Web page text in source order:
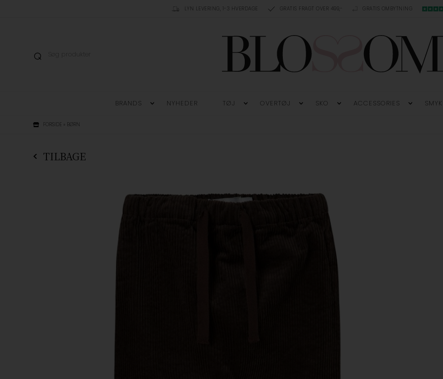
LYN LEVERING, 1-3 HVERDAGE GRATIS FRAGT OVER 499,- GRATIS OMBYTNING
BRANDS NYHEDER TØJ OVERTØJ SKO ACCESSORIES
FORSIDE » BØRN
TILBAGE